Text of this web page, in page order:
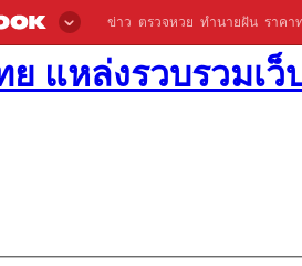
ข่าว ตรวจหวย ทำนายฝัน ราคา
แหล่งรวบรวมเ